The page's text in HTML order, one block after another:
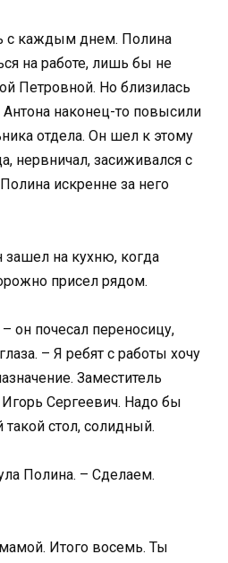
с каждым днем. Полина
на работе, лишь бы не
Петровной. Но близилась
наконец-то повысили
отдела. Он шел к этому
нервничал, засиживался с
искренне за него
зашел на кухню, когда
присел рядом.
он почесал переносицу,
– Я ребят с работы хочу
Заместитель
Сергеевич. Надо бы
стол, солидный.
Полина. – Сделаем.
Итого восемь. Ты